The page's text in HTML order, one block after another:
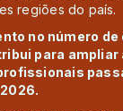
regiões do país.
no número de
para